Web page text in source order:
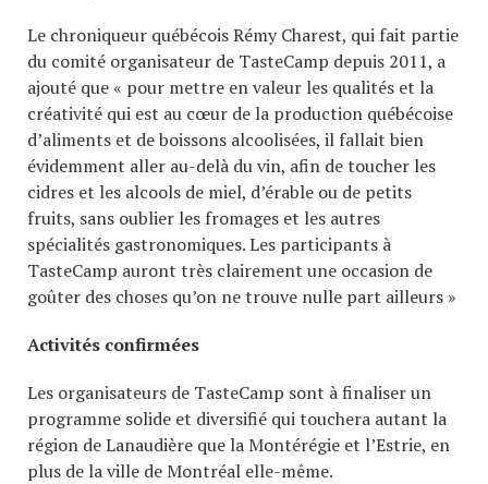
Le chroniqueur québécois Rémy Charest, qui fait partie
du comité organisateur de TasteCamp depuis 2011, a
ajouté que « pour mettre en valeur les qualités et la
créativité qui est au cœur de la production québécoise
d’aliments et de boissons alcoolisées, il fallait bien
évidemment aller au-delà du vin, afin de toucher les
cidres et les alcools de miel, d’érable ou de petits
fruits, sans oublier les fromages et les autres
spécialités gastronomiques. Les participants à
TasteCamp auront très clairement une occasion de
goûter des choses qu’on ne trouve nulle part ailleurs »
Activités confirmées
Les organisateurs de TasteCamp sont à finaliser un
programme solide et diversifié qui touchera autant la
région de Lanaudière que la Montérégie et l’Estrie, en
plus de la ville de Montréal elle-même.